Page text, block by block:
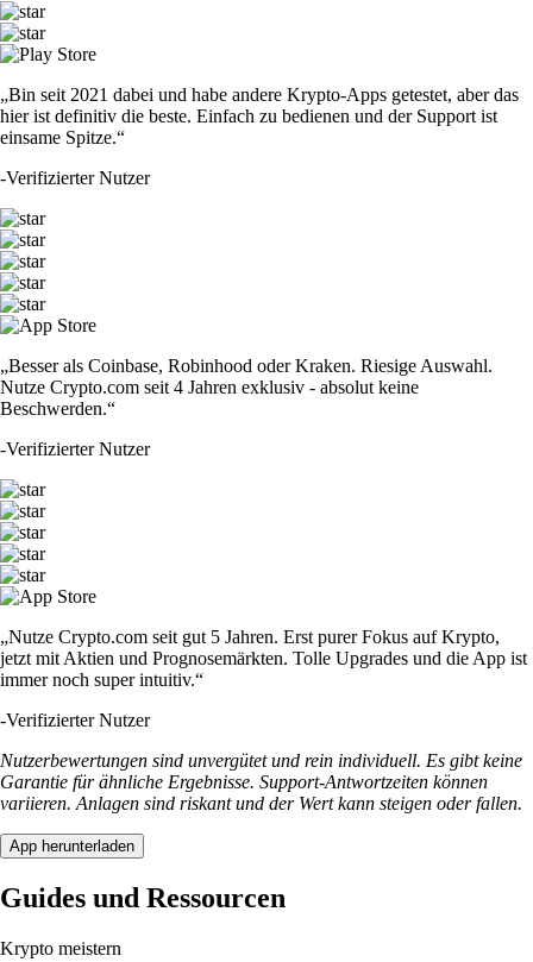
„Bin seit 2021 dabei und habe andere Krypto-Apps getestet, aber das
hier ist definitiv die beste. Einfach zu bedienen und der Support ist
einsame Spitze.“
-Verifizierter Nutzer
„Besser als Coinbase, Robinhood oder Kraken. Riesige Auswahl.
Nutze Crypto.com seit 4 Jahren exklusiv - absolut keine
Beschwerden.“
-Verifizierter Nutzer
„Nutze Crypto.com seit gut 5 Jahren. Erst purer Fokus auf Krypto,
jetzt mit Aktien und Prognosemärkten. Tolle Upgrades und die App ist
immer noch super intuitiv.“
-Verifizierter Nutzer
Nutzerbewertungen sind unvergütet und rein individuell. Es gibt keine
Garantie für ähnliche Ergebnisse. Support-Antwortzeiten können
variieren. Anlagen sind riskant und der Wert kann steigen oder fallen.
App herunterladen
Guides und Ressourcen
Krypto meistern